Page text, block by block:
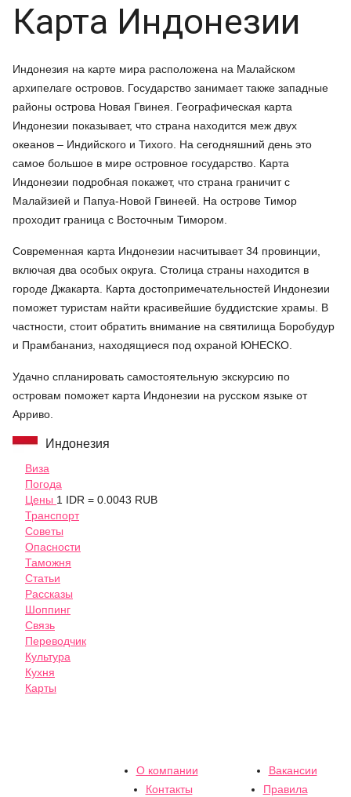
Карта Индонезии
Индонезия на карте мира расположена на Малайском
архипелаге островов. Государство занимает также западные
районы острова Новая Гвинея. Географическая карта
Индонезии показывает, что страна находится меж двух
океанов – Индийского и Тихого. На сегодняшний день это
самое большое в мире островное государство. Карта
Индонезии подробная покажет, что страна граничит с
Малайзией и Папуа-Новой Гвинеей. На острове Тимор
проходит граница с Восточным Тимором.
Современная карта Индонезии насчитывает 34 провинции,
включая два особых округа. Столица страны находится в
городе Джакарта. Карта достопримечательностей Индонезии
поможет туристам найти красивейшие буддистские храмы. В
частности, стоит обратить внимание на святилища Боробудур
и Прамбананиз, находящиеся под охраной ЮНЕСКО.
Удачно спланировать самостоятельную экскурсию по
островам поможет карта Индонезии на русском языке от
Арриво.
Индонезия
Виза
Погода
Цены 1 IDR = 0.0043 RUB
Транспорт
Советы
Опасности
Таможня
Статьи
Рассказы
Шоппинг
Связь
Переводчик
Культура
Кухня
Карты
О компании
Вакансии
Контакты
Правила